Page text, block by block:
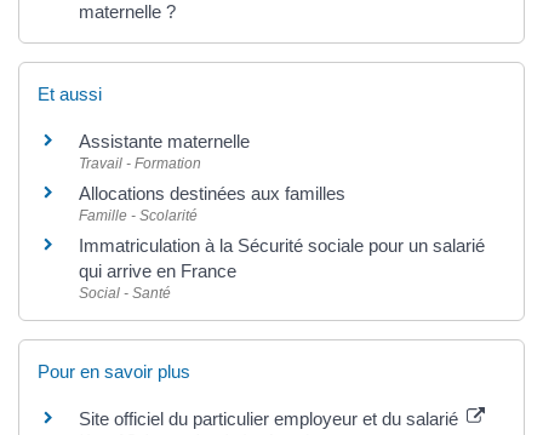
maternelle ?
Et aussi
Assistante maternelle
Travail - Formation
Allocations destinées aux familles
Famille - Scolarité
Immatriculation à la Sécurité sociale pour un salarié
qui arrive en France
Social - Santé
Pour en savoir plus
Site officiel du particulier employeur et du salarié